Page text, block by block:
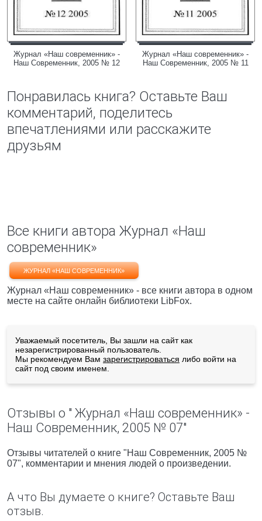
Журнал «Наш современник» -
Наш Современник, 2005 № 12
Журнал «Наш современник» -
Наш Современник, 2005 № 11
Понравилась книга? Оставьте Ваш
комментарий, поделитесь
впечатлениями или расскажите
друзьям
Все книги автора Журнал «Наш
современник»
ЖУРНАЛ «НАШ СОВРЕМЕННИК»
Журнал «Наш современник» - все книги автора в одном
месте на сайте онлайн библиотеки LibFox.
Уважаемый посетитель, Вы зашли на сайт как
незарегистрированный пользователь.
Мы рекомендуем Вам зарегистрироваться либо войти на
сайт под своим именем.
Отзывы о " Журнал «Наш современник» -
Наш Современник, 2005 № 07"
Отзывы читателей о книге "Наш Современник, 2005 №
07", комментарии и мнения людей о произведении.
А что Вы думаете о книге? Оставьте Ваш
отзыв.